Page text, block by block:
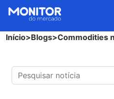
Início>Blogs>Commodities